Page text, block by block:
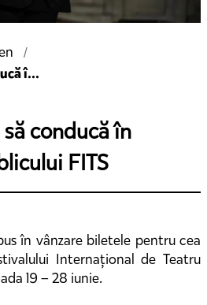
î...
conducă în
FITS
în vânzare biletele pentru cea
Internațional de Teatru
19 – 28 iunie.